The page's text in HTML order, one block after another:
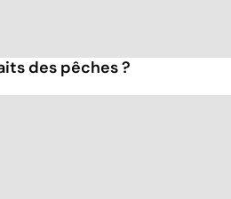
des pêches ?